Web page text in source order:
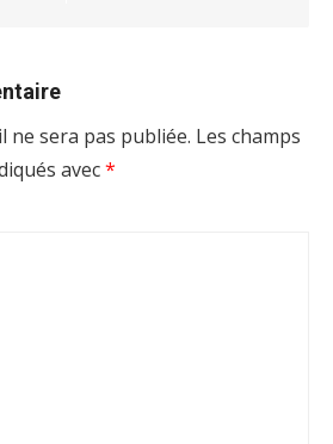
ne sera pas publiée. Les champs
avec*